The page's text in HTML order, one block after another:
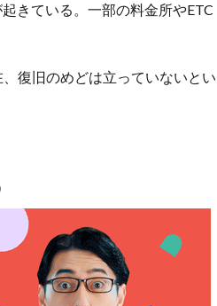
きている。一部の料金所やETC
復旧のめどは立っていないとい